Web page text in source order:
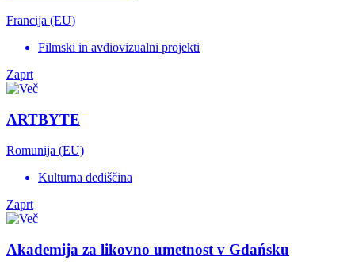
Francija (EU)
Filmski in avdiovizualni projekti
Zaprt
ARTBYTE
Romunija (EU)
Kulturna dediščina
Zaprt
Akademija za likovno umetnost v Gdańsku